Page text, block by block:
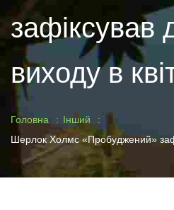
зафіксував
виходу в
Головна
Інший
Шерлок Холмс «Пробуджений»